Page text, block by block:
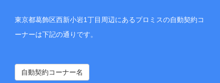
東京都葛飾区西新小岩1丁目周辺にあるプロミスの自動契約コ
ーナーは下記の通りです。
自動契約コーナー名